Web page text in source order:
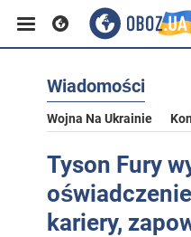
Wiadomości
Wojna Na Ukrainie
Tyson Fury
kariery,